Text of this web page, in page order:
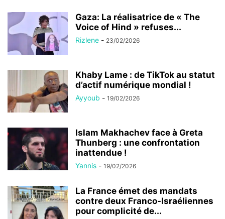
Gaza: La réalisatrice de « The
Voice of Hind » refuses...
Rizlene - 23/02/2026
Khaby Lame : de TikTok au statut
d’actif numérique mondial !
Ayyoub - 19/02/2026
Islam Makhachev face à Greta
Thunberg : une confrontation
inattendue !
Yannis - 19/02/2026
La France émet des mandats
contre deux Franco-Israéliennes
pour complicité de...